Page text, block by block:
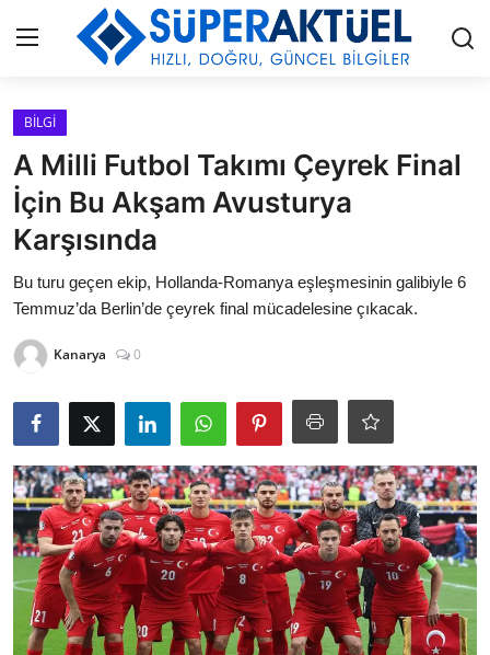
İLETİŞİM
HAKKIMIZDA
KÜNYE
MODA
İŞ BİRLİĞİ
TEKNOLOJİ
BİLGİ
TATİL
BİLGİ
A Milli Futbol Takımı Çeyrek Final
İçin Bu Akşam Avusturya
Karşısında
Bu turu geçen ekip, Hollanda-Romanya eşleşmesinin galibiyle 6
Temmuz’da Berlin’de çeyrek final mücadelesine çıkacak.
Kanarya 0